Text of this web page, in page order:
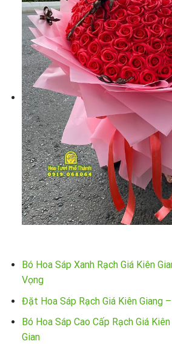
Bó Hoa Sáp Xanh Rạch Giá Kiên
Vọng
Đặt Hoa Sáp Rạch Giá Kiên Giang
Bó Hoa Sáp Cao Cấp Rạch Giá
Gian